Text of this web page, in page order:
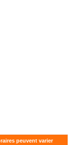
peuvent varier